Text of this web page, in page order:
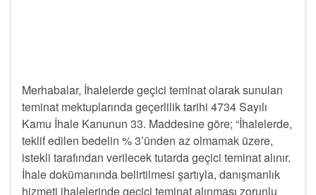
Merhabalar, İhalelerde geçici teminat olarak sunulan
teminat mektuplarında geçerlilik tarihi 4734 Sayılı
Kamu İhale Kanunun 33. Maddesine göre; “İhalelerde,
teklif edilen bedelin % 3’ünden az olmamak üzere,
istekli tarafından verilecek tutarda geçici teminat alınır.
İhale dokümanında belirtilmesi şartıyla, danışmanlık
hizmeti ihalelerinde geçici teminat alınması zorunlu